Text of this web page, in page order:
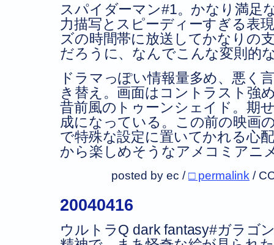
スパイダーマン#1。かなり満足
力描写とスピーディーすぎる表
ズの時間帯に放送してかなりの
だろうに、なんでこんな変則的
ドラマっぽい情報量多め、悪く
き替え。画面はコントラスト強
昔前風のトゥーンシェイド。期
成になっている。この前の映画
で特殊な設定に置いてかれる心
から楽しめそうなアメコミアニ
posted by ec /□ permalink /
20040416
ウルトラQ dark fantasy#ガラゴ